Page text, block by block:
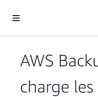
AWS
charge